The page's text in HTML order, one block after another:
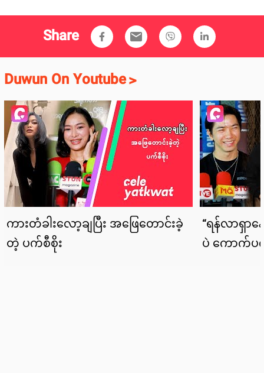
Share email
Duwun On Youtube>